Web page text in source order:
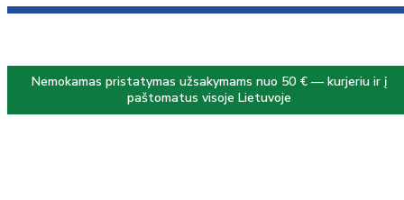
Nemokamas pristatymas užsakymams nuo 50 € — kurjeriu ir į
paštomatus visoje Lietuvoje